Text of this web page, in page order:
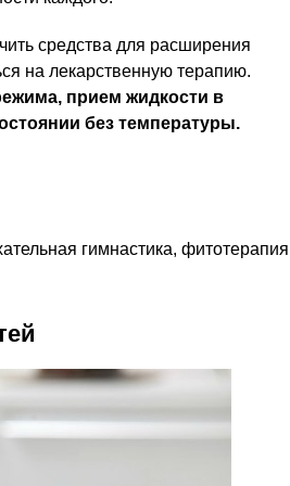
средства для расширения
на лекарственную терапию.
прием жидкости в
без температуры.
гимнастика,